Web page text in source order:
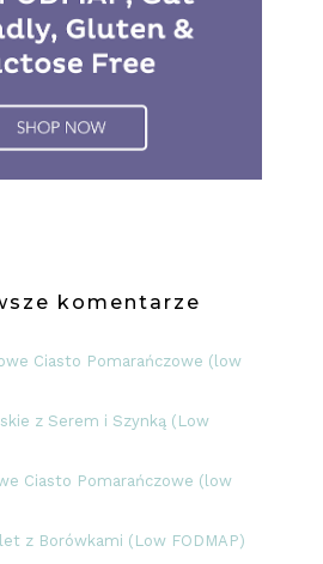
komentarze
Ciasto Pomarańczowe (low
z Serem i Szynką (Low
Ciasto Pomarańczowe (low
z Borówkami (Low FODMAP)